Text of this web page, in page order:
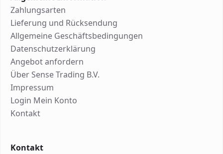
Zahlungsarten
Lieferung und Rücksendung
Allgemeine Geschäftsbedingungen
Datenschutzerklärung
Angebot anfordern
Über Sense Trading B.V.
Impressum
Login Mein Konto
Kontakt
Kontakt